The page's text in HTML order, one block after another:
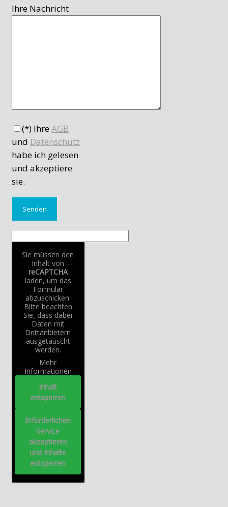
Ihre Nachricht
(*) IhreAGB
und Datenschutz
habe ich gelesen
und akzeptiere
sie.
Sie müssen den
Inhalt von
reCAPTCHA
laden, um das
Formular
abzuschicken.
Bitte beachten
Sie, dass dabei
Daten mit
Drittanbietern
ausgetauscht
werden.
Mehr
Informationen
Inhalt
entsperren
Erforderlichen
Service
akzeptieren
und Inhalte
entsperren